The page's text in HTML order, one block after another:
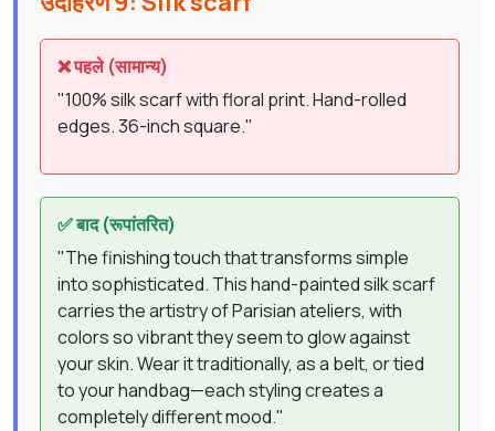
❌ पहले (सामान्य)
"100% silk scarf with floral print. Hand-rolled
edges. 36-inch square."
✅ बाद (रूपांतरित)
"The finishing touch that transforms simple
into sophisticated. This hand-painted silk scarf
carries the artistry of Parisian ateliers, with
colors so vibrant they seem to glow against
your skin. Wear it traditionally, as a belt, or tied
to your handbag—each styling creates a
completely different mood."